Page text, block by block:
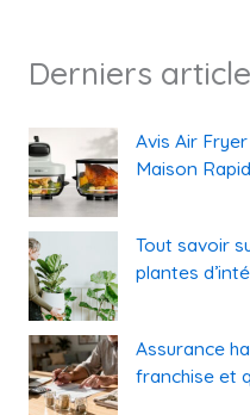
Derniers
Avis Air
Maison
Tout savoir
plantes
Assurance
franchise et